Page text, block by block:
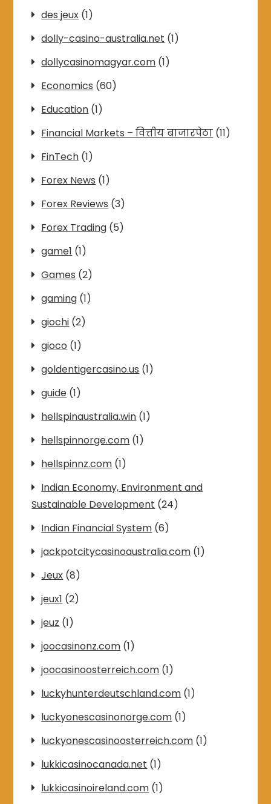
des jeux (1)
dolly-casino-australia.net (1)
dollycasinomagyar.com (1)
Economics (60)
Education (1)
Financial Markets – वित्तीय बाजारपेठा (11)
FinTech (1)
Forex News (1)
Forex Reviews (3)
Forex Trading (5)
game1 (1)
Games (2)
gaming (1)
giochi (2)
gioco (1)
goldentigercasino.us (1)
guide (1)
hellspinaustralia.win (1)
hellspinnorge.com (1)
hellspinnz.com (1)
Indian Economy, Environment and
Sustainable Development (24)
Indian Financial System (6)
jackpotcitycasinoaustralia.com (1)
Jeux (8)
jeux1 (2)
jeuz (1)
joocasinonz.com (1)
joocasinoosterreich.com (1)
luckyhunterdeutschland.com (1)
luckyonescasinonorge.com (1)
luckyonescasinoosterreich.com (1)
lukkicasinocanada.net (1)
lukkicasinoireland.com (1)